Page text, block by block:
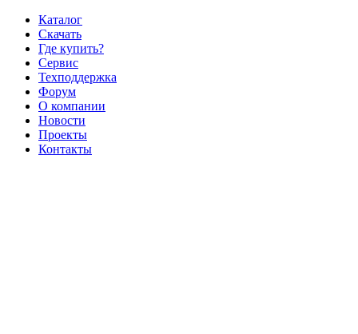
Каталог
Скачать
Где купить?
Сервис
Техподдержка
Форум
О компании
Новости
Проекты
Контакты